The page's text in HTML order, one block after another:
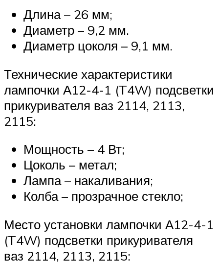
Длина – 26 мм;
Диаметр – 9,2 мм.
Диаметр цоколя – 9,1 мм.
Технические характеристики
лампочки А12-4-1 (T4W) подсветки
прикуривателя ваз 2114, 2113,
2115:
Мощность – 4 Вт;
Цоколь – метал;
Лампа – накаливания;
Колба – прозрачное стекло;
Место установки лампочки А12-4-1
(T4W) подсветки прикуривателя
ваз 2114, 2113, 2115: